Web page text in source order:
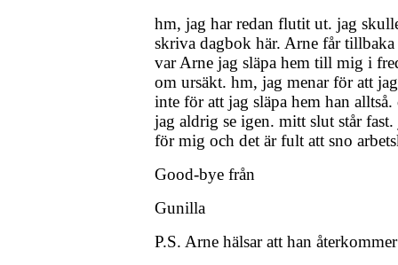
hm, jag har redan flutit ut. jag
skriva dagbok här. Arne får
var Arne jag släpa hem till mig i
om ursäkt. hm, jag menar för att
inte för att jag släpa hem han
jag aldrig se igen. mitt slut står
för mig och det är fult att sno
Good-bye från
Gunilla
P.S. Arne hälsar att han